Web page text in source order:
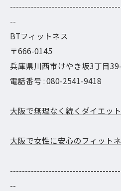
--
BTフィットネス
〒666-0145
兵庫県川西市けやき坂3丁目
電話番号 : 080-2541-9418
大阪で無理なく続くダイエッ
大阪で女性に安心のフィット
--